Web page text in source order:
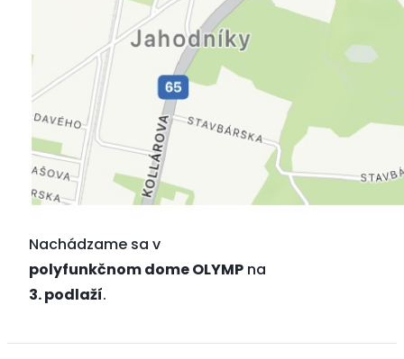
Nachádzame sa v
polyfunkčnom dome OLYMP na
3. podlaží.